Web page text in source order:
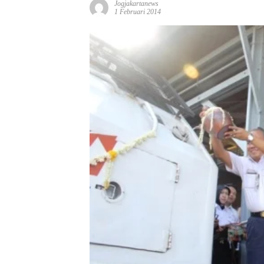
Jogjakartanews
1 Februari 2014